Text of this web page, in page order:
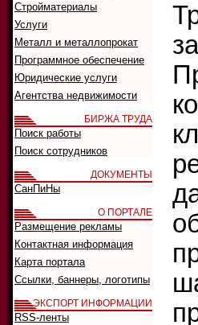
Стройматериалы
Услуги
Металл и металлопрокат
Программное обеспечение
Юридические услуги
Агентства недвижимости
БИРЖА ТРУДА
Поиск работы
Поиск сотрудников
ДОКУМЕНТЫ
СанПиНы
О ПОРТАЛЕ
Размещение рекламы
Контактная информация
Карта портала
Ссылки, баннеры, логотипы
ЭКСПОРТ ИНФОРМАЦИИ
RSS-ленты